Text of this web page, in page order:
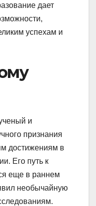
дает
успехам и
и
признания
достижениям в
Его путь к
еще в раннем
необычайную